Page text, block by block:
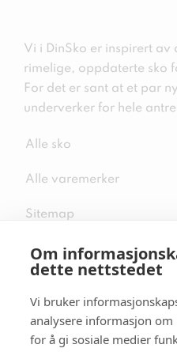
Om
dette nettstedet
Vi bruker
analysere informasjon
for å gi sosiale medier
Vi i DinSko er inspirert
rimelige, oppdaterte sko
For det er sant at et par
underverker for hele
Alle sko
Alle varemerker
Sitemap
Følg oss i sosiale medier